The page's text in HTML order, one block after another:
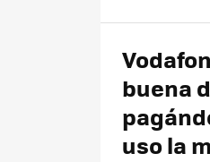
buena
uso la